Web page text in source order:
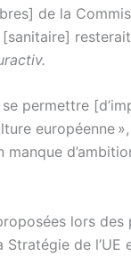
de la
permettre
européenne
manque
lors des
de l’UE